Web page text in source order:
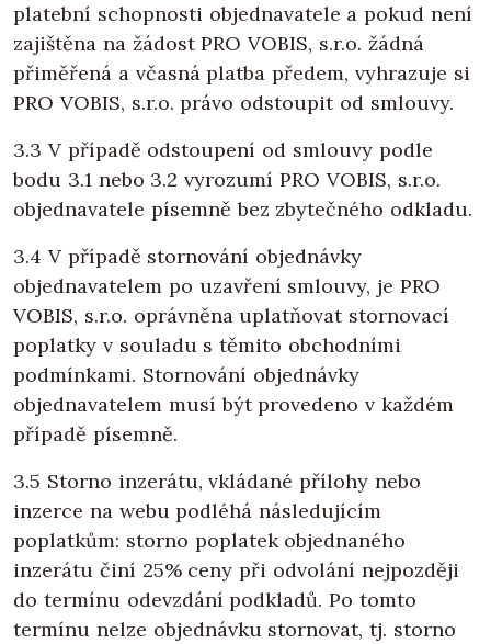
platební schopnosti objednavatele a pokud není
zajištěna na žádost PRO VOBIS, s.r.o. žádná
přiměřená a včasná platba předem, vyhrazuje si
PRO VOBIS, s.r.o. právo odstoupit od smlouvy.
3.3 V případě odstoupení od smlouvy podle
bodu 3.1 nebo 3.2 vyrozumí PRO VOBIS, s.r.o.
objednavatele písemně bez zbytečného odkladu.
3.4 V případě stornování objednávky
objednavatelem po uzavření smlouvy, je PRO
VOBIS, s.r.o. oprávněna uplatňovat stornovací
poplatky v souladu s těmito obchodními
podmínkami. Stornování objednávky
objednavatelem musí být provedeno v každém
případě písemně.
3.5 Storno inzerátu, vkládané přílohy nebo
inzerce na webu podléhá následujícím
poplatkům: storno poplatek objednaného
inzerátu činí 25% ceny při odvolání nejpozději
do termínu odevzdání podkladů. Po tomto
termínu nelze objednávku stornovat, tj. storno